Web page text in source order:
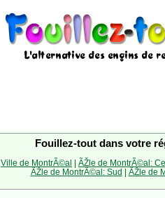
Fouillez-tout dans votre
Ville de MontrÃ©al | ÃŽle de MontrÃ©al:
ÃŽle de MontrÃ©al: Sud | ÃŽle de